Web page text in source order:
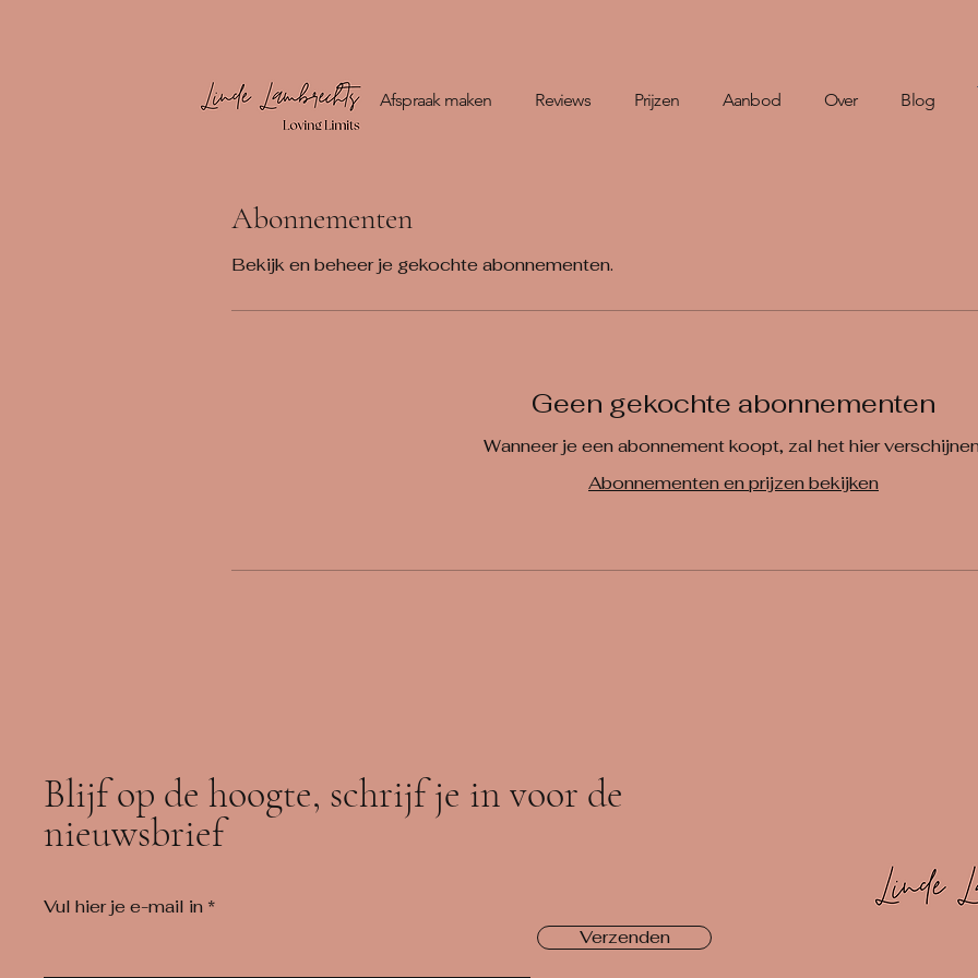
Afspraak maken Reviews Prijzen Aanbod Over Blog
Abonnementen
Bekijk en beheer je gekochte abonnementen.
Geen gekochte abonnementen
Wanneer je een abonnement koopt, zal het hier
Abonnementen en prijzen bekijken
Blijf op de hoogte, schrijf je in voor de
nieuwsbrief
Vul hier je e-mail in
Verzenden